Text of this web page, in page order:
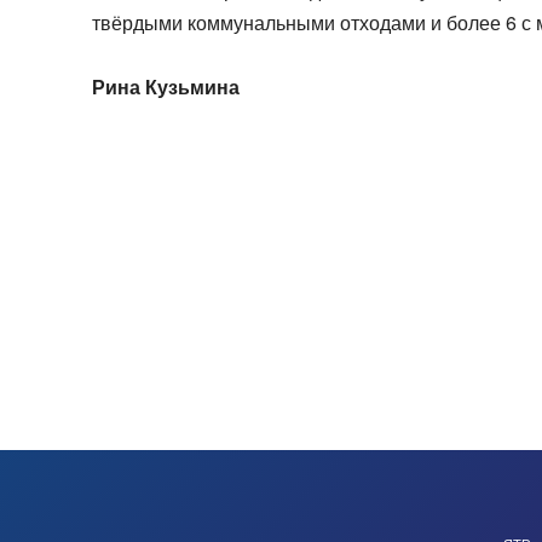
твёрдыми коммунальными отходами и более 6 с
Рина Кузьмина